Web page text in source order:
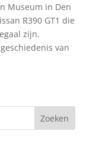
Museum in Den
R390 GT1 die
zijn.
van